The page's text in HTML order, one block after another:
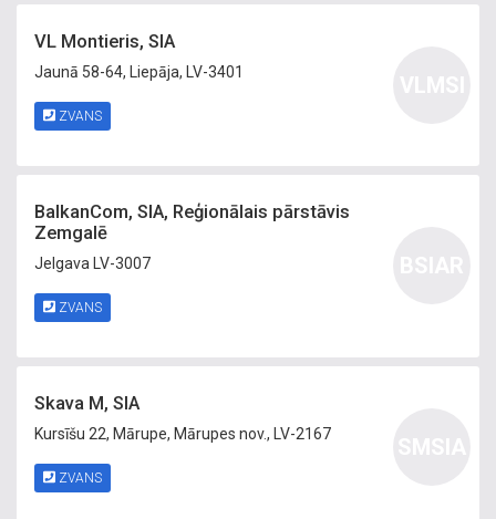
VL Montieris, SIA
Jaunā 58-64, Liepāja, LV-3401
ZVANS
BalkanCom, SIA, Reģionālais pārstāvis
Zemgalē
Jelgava LV-3007
ZVANS
Skava M, SIA
Kursīšu 22, Mārupe, Mārupes nov., LV-2167
ZVANS